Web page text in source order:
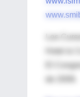
Los
Hotel &
El